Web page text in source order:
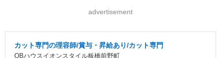
advertisement
カット専門の理容師/賞与・昇給あり/カット専門
QBハウスイオンスタイル板橋前野町